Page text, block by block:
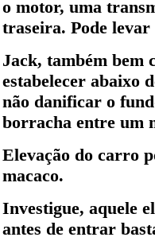
o motor, uma
traseira. Pode
Jack, também bem
estabelecer abaixo
não danificar o
borracha entre um
Elevação do carro
macaco.
Investigue, aquele
antes de entrar